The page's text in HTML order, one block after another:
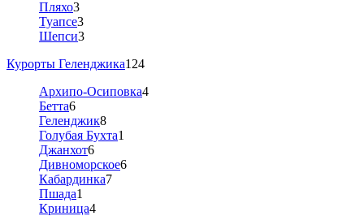
Пляхо3
Туапсе3
Шепси3
Курорты Геленджика124
Архипо-Осиповка4
Бетта6
Геленджик8
Голубая Бухта1
Джанхот6
Дивноморское6
Кабардинка7
Пшада1
Криница4